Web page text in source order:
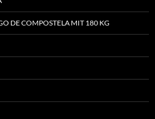
DE COMPOSTELA MIT 180 KG